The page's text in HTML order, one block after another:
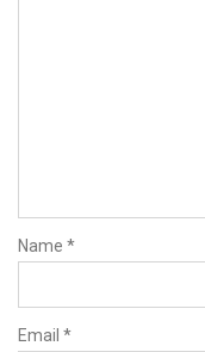
Name *
Email *